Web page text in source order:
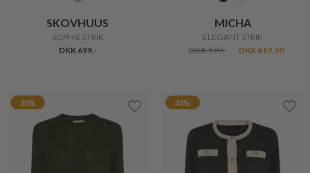
SKOVHUUS
STILFULD STRIK
DKK 649,-
DKK 400,-
SKOVHUUS
DKK 499,-
DKK 400,-
30%